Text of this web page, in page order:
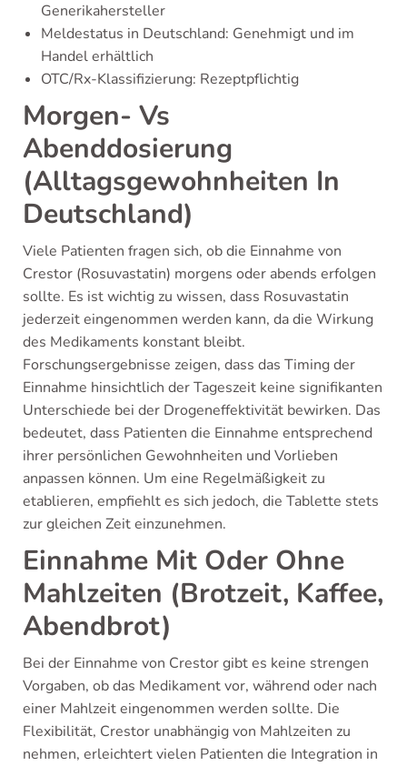
Generikahersteller
Meldestatus in Deutschland: Genehmigt und im
Handel erhältlich
OTC/Rx-Klassifizierung: Rezeptpflichtig
Morgen- Vs
Abenddosierung
(Alltagsgewohnheiten In
Deutschland)
Viele Patienten fragen sich, ob die Einnahme von
Crestor (Rosuvastatin) morgens oder abends erfolgen
sollte. Es ist wichtig zu wissen, dass Rosuvastatin
jederzeit eingenommen werden kann, da die Wirkung
des Medikaments konstant bleibt.
Forschungsergebnisse zeigen, dass das Timing der
Einnahme hinsichtlich der Tageszeit keine signifikanten
Unterschiede bei der Drogeneffektivität bewirken. Das
bedeutet, dass Patienten die Einnahme entsprechend
ihrer persönlichen Gewohnheiten und Vorlieben
anpassen können. Um eine Regelmäßigkeit zu
etablieren, empfiehlt es sich jedoch, die Tablette stets
zur gleichen Zeit einzunehmen.
Einnahme Mit Oder Ohne
Mahlzeiten (Brotzeit, Kaffee,
Abendbrot)
Bei der Einnahme von Crestor gibt es keine strengen
Vorgaben, ob das Medikament vor, während oder nach
einer Mahlzeit eingenommen werden sollte. Die
Flexibilität, Crestor unabhängig von Mahlzeiten zu
nehmen, erleichtert vielen Patienten die Integration in